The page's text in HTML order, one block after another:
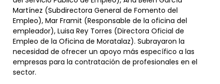
Martínez (Subdirectora General de Fomento del
Empleo), Mar Framit (Responsable de la oficina del
empleador), Luisa Rey Torres (Directora Oficial de
Empleo de la Oficina de Moratalaz). Subrayaron la
necesidad de ofrecer un apoyo más específico a las
empresas para la contratación de profesionales en el
sector.